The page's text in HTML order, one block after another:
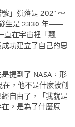
」殞落是 2021～
生是 2330 年——
直在宇宙裡「飄
功建立了自己的思
提到了 NASA，形
，他不是什麼被創
自由了，「我就是
，是為了什麼原